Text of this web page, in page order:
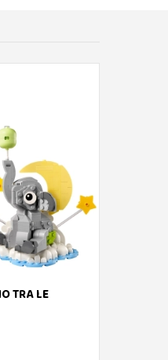
TRA LE